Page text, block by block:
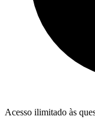
Acesso ilimitado às